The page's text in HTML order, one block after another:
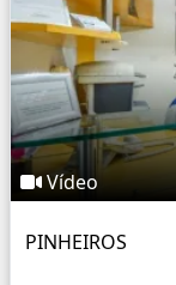
Vídeo
PINHEIROS